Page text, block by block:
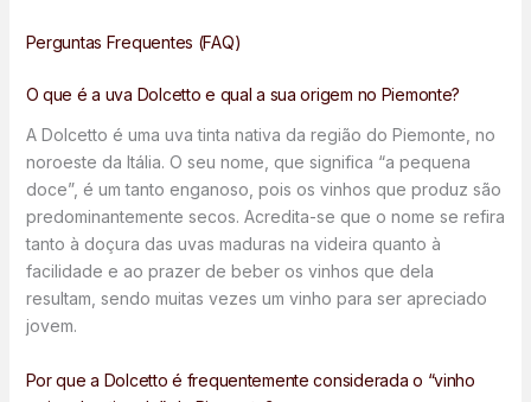
Perguntas Frequentes (FAQ)
O que é a uva Dolcetto e qual a sua origem no Piemonte?
A Dolcetto é uma uva tinta nativa da região do Piemonte, no
noroeste da Itália. O seu nome, que significa “a pequena
doce”, é um tanto enganoso, pois os vinhos que produz são
predominantemente secos. Acredita-se que o nome se refira
tanto à doçura das uvas maduras na videira quanto à
facilidade e ao prazer de beber os vinhos que dela
resultam, sendo muitas vezes um vinho para ser apreciado
jovem.
Por que a Dolcetto é frequentemente considerada o “vinho